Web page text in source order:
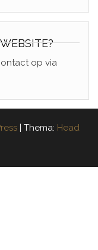
op via
| Thema: Head